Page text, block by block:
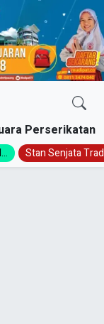
Perserikatan
Stan Senjata